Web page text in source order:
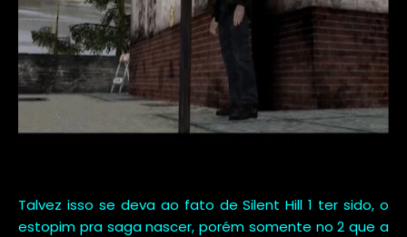
Talvez isso se deva ao fato de Silent Hill 1 ter sido, o
estopim pra saga nascer, porém somente no 2 que a